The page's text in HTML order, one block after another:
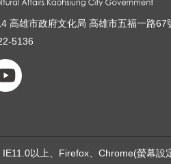
高雄市政府文化局 高雄市五福一路67
5136
以上、Firefox、Chrome(螢幕設